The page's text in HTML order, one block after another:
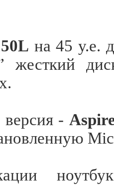
на 45 у.е.
жесткий
версия -